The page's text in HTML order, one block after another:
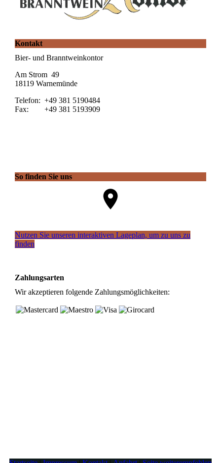
Kontakt
Bier- und Branntweinkontor
Am Strom 49
18119 Warnemünde
Telefon: +49 381 5190484
Fax: +49 381 5193909
So finden Sie uns
Nutzen Sie unseren interaktiven La­ge­plan, um zu uns zu
finden
Zahlungsarten
Wir akzeptieren folgende Zahlungsmöglichkeiten: